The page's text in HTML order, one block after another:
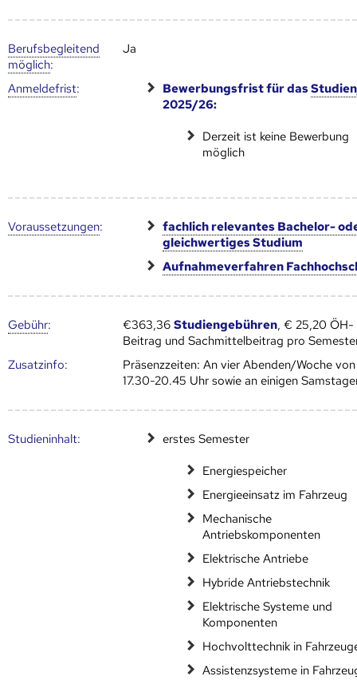
Berufs­begleitend
möglich:
Ja
Anmelde­frist: Bewerbungsfrist für das
2025/26:
Derzeit ist keine Bewerbung
möglich
Voraus­setzungen:
fachlich relevantes Bachelor-
gleichwertiges Studium
Aufnahmeverfahren
Gebühr: €363,36Studiengebühren, € 25,20 ÖH-
Beitrag und Sachmittelbeitrag pro
Zusatz­info:
Präsenzzeiten: An vier Abenden/Woche von
17.30-20.45 Uhr sowie an einigen
Studien­inhalt: erstes Semester
Energiespeicher
Energieeinsatz im Fahrzeug
Mechanische
Antriebskomponenten
Elektrische Antriebe
Hybride Antriebstechnik
Elektrische Systeme und
Komponenten
Hochvolttechnik in
Assistenzsysteme in